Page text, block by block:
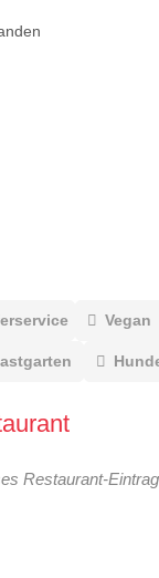
Vegan
Restaurant-